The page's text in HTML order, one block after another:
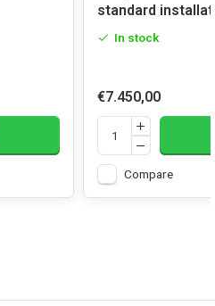
standard
In stock
€7.450,00
Compare